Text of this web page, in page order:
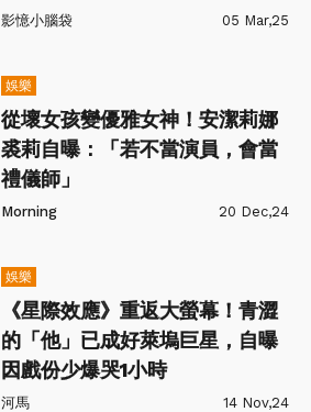
影憶小腦袋 05 Mar,25
娛樂
從壞女孩變優雅女神！安潔莉娜
裘莉自曝：「若不當演員，會當
禮儀師」
Morning 20 Dec,24
娛樂
《星際效應》重返大螢幕！青澀
的「他」已成好萊塢巨星，自曝
因戲份少爆哭1小時
河馬 14 Nov,24